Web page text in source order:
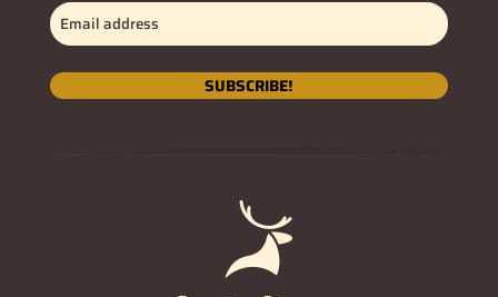
Email
address(Obbligatorio)
SUBSCRIBE!